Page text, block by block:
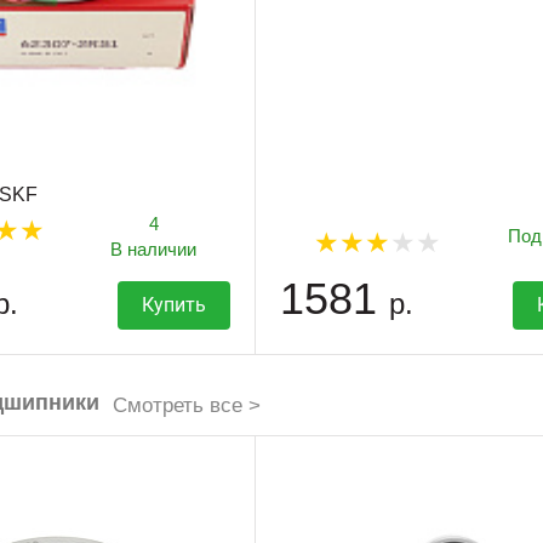
4
В наличии
Купить
Под
1581 р.
Смотреть все >